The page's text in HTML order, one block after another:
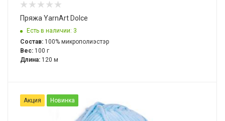
Пряжа YarnArt Dolce
Есть в наличии: 3
Состав: 100% микрополиэстэр
Вес: 100 г
Длина: 120 м
Акция Новинка